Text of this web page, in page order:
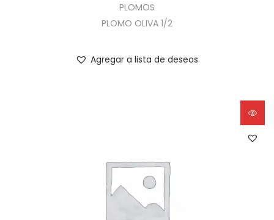
PLOMOS
PLOMO OLIVA 1/2
Agregar a lista de deseos